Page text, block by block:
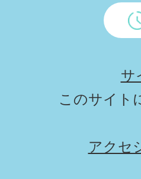
サ
このサイト
アクセ